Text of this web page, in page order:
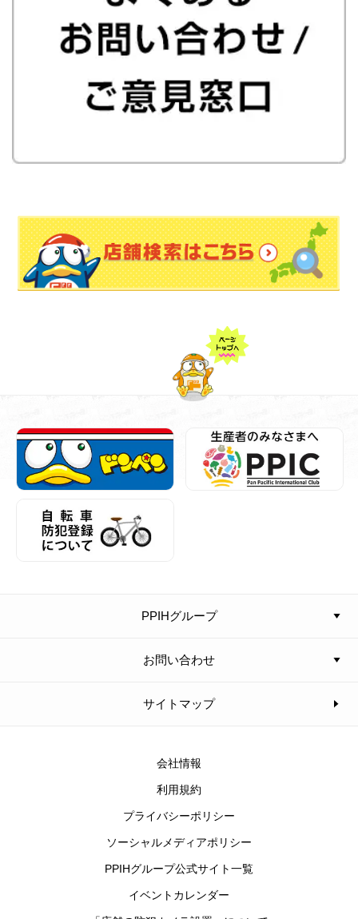
PPIHグループ
お問い合わせ
サイトマップ
会社情報
利用規約
プライバシーポリシー
ソーシャルメディアポリシー
PPIHグループ公式サイト一覧
イベントカレンダー